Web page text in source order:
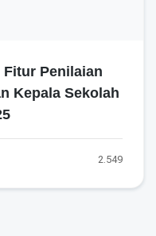
Penilaian
Kepala Sekolah
2.549